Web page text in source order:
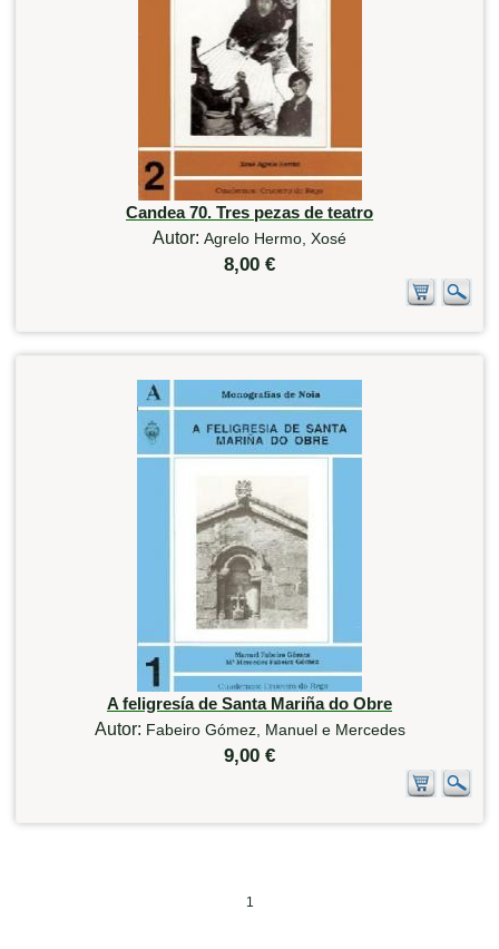
Candea 70. Tres pezas de teatro
Autor: Agrelo Hermo, Xosé
8,00 €
A feligresía de Santa Mariña do Obre
Autor: Fabeiro Gómez, Manuel e Mercedes
9,00 €
1